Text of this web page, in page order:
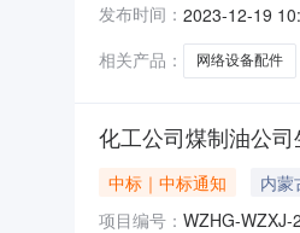
理采购投诉。
发布时间： 2023-12-19
相关产品：
网络设备配件
化工公司煤制油公
中标｜中标通知 内蒙
项目编号： WZHG-WZXJ-